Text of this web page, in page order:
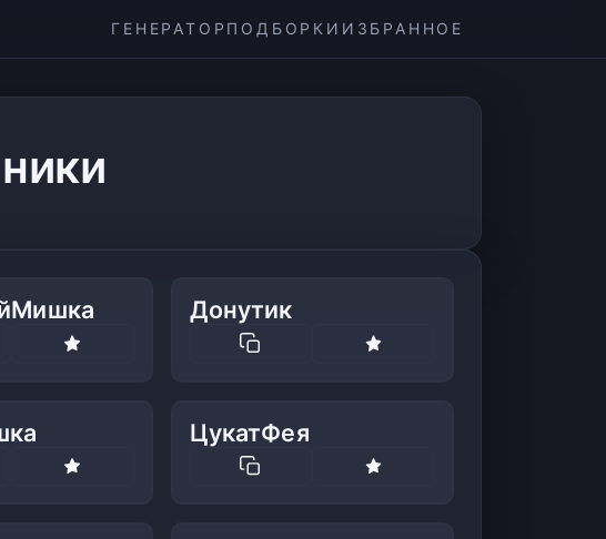
ГЕНЕРАТОР ПОДБОРКИ ИЗБРАННОЕ
Донутик
ЦукатФея